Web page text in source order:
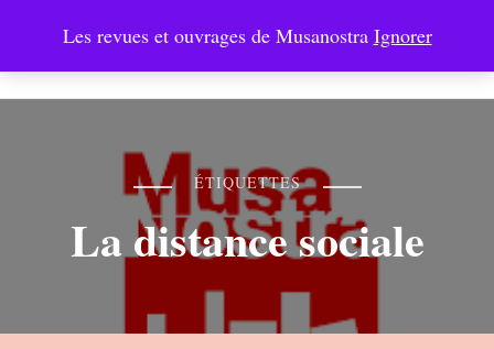
Les revues et ouvrages de Musanostra Ignorer
Musanostra
ÉTIQUETTES
La distance sociale